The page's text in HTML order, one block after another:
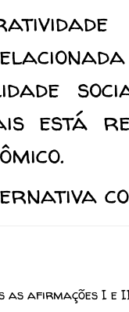
está
as afirmações I e